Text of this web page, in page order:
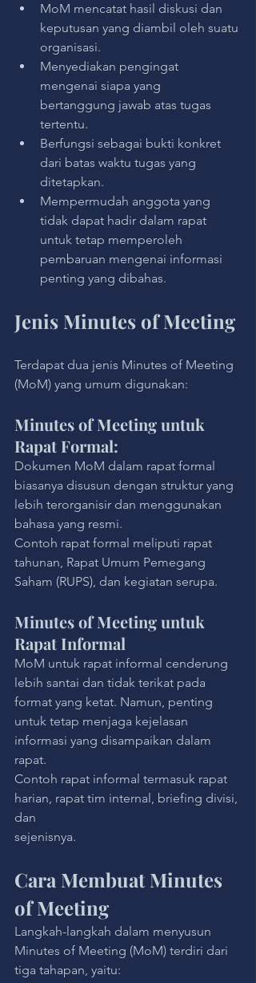
MoM mencatat hasil diskusi dan
keputusan yang diambil oleh suatu
organisasi.
Menyediakan pengingat
mengenai siapa yang
bertanggung jawab atas tugas
tertentu.
Berfungsi sebagai bukti konkret
dari batas waktu tugas yang
ditetapkan.
Mempermudah anggota yang
tidak dapat hadir dalam rapat
untuk tetap memperoleh
pembaruan mengenai informasi
penting yang dibahas.
Jenis Minutes of Meeting
Terdapat dua jenis Minutes of Meeting
(MoM) yang umum digunakan:
Minutes of Meeting untuk
Rapat Formal:
Dokumen MoM dalam rapat formal
biasanya disusun dengan struktur yang
lebih terorganisir dan menggunakan
bahasa yang resmi.
Contoh rapat formal meliputi rapat
tahunan, Rapat Umum Pemegang
Saham (RUPS), dan kegiatan serupa.
Minutes of Meeting untuk
Rapat Informal
MoM untuk rapat informal cenderung
lebih santai dan tidak terikat pada
format yang ketat. Namun, penting
untuk tetap menjaga kejelasan
informasi yang disampaikan dalam
rapat.
Contoh rapat informal termasuk rapat
harian, rapat tim internal, briefing divisi,
dan
sejenisnya.
Cara Membuat Minutes
of Meeting
Langkah-langkah dalam menyusun
Minutes of Meeting (MoM) terdiri dari
tiga tahapan, yaitu: